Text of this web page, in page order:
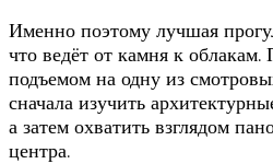
Именно поэтому лучшая
что ведёт от камня к
подъемом на одну из
сначала изучить
а затем охватить взглядом
центра.